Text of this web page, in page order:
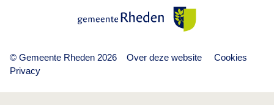
© Gemeente Rheden 2026
Over deze website
Cookies
Privacy